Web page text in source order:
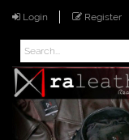
Login Register